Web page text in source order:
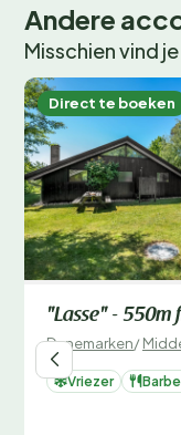
Andere
Misschien vind
Direct te boeken
"Lasse" - 550m
Denemarken/
Vriezer